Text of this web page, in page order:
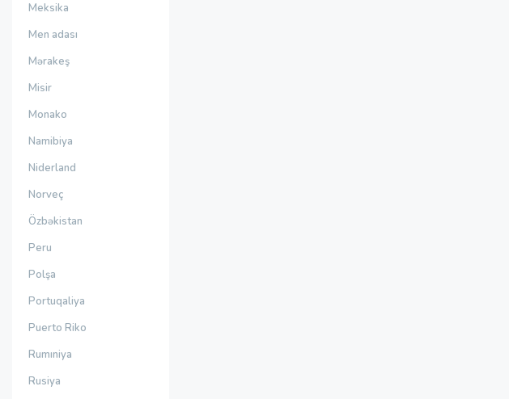
Meksika
Men adası
Mərakeş
Misir
Monako
Namibiya
Niderland
Norveç
Özbəkistan
Peru
Polşa
Portuqaliya
Puerto Riko
Rumıniya
Rusiya